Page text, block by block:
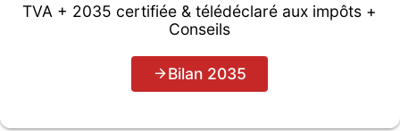
TVA + 2035 certifiée & télédéclaré aux impôts +
Conseils
Bilan 2035